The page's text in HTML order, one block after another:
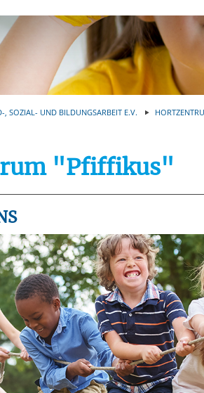
finden Sie in unseren
dass alle Website-Funktionen für
auswählen. Sie können mittels
und Ihre erteilte Einwilligung
Einwilligung erstreckt sich nicht auf
Interessen und daher
, SOZIAL- UND BILDUNGSARBEIT E.V.
"Pfiffikus"